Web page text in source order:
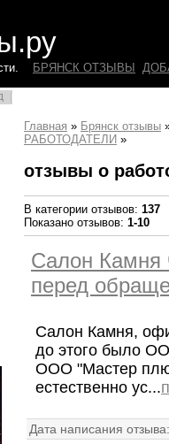
БРЯНСК ОТЗЫВЫ
Главная » Брянск отзывы
РАБОТОДАТЕЛИ »
отзывы о
В категории отзывов: 137
Показано отзывов: 1-10
Салон Камня
перед
Салон Камня,
до этого было
ООО "Мастер
естественно ус...
Дата написания отзыва: